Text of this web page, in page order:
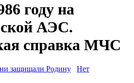
году на
АЭС.
справка МЧС
защищали Родину
Нет